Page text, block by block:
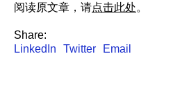
阅读原文章，请点击此处。
Share:
LinkedIn
Twitter Email